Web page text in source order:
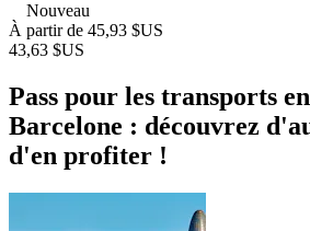
Nouveau
À partir de 45,93 $US
43,63 $US
Pass pour les transports
Barcelone : découvrez
d'en profiter !